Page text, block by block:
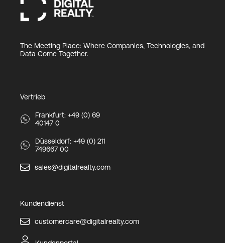
The Meeting Place: Where Companies, Technologies, and
Data Come Together.
Vertrieb
Frankfurt: +49 (0) 69
40147 0
Düsseldorf: +49 (0) 211
749667 00
sales@digitalrealty.com
Kundendienst
customercare@digitalrealty.com